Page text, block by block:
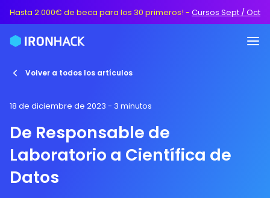
Hasta 2.000€ de beca para los 30 primeros! - Cursos Sept / Oct
Volver a todos los artículos
18 de diciembre de 2023 - 3 minutos
De Responsable de
Laboratorio a Científica de
Datos